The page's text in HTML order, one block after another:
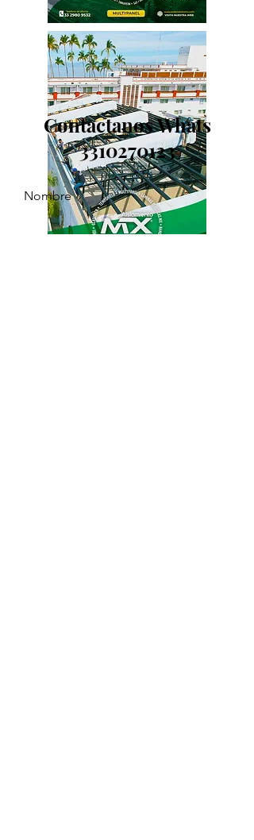
Contactanos Whats
3310270123
Nombre